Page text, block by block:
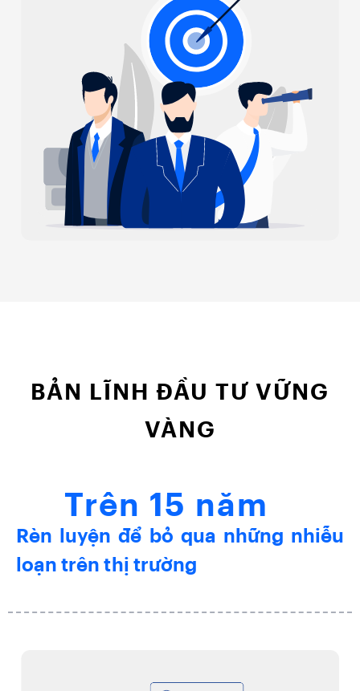
BẢN LĨNH ĐẦU TƯ VỮNG
VÀNG
Trên 15 năm
Rèn luyện để bỏ qua những nhiễu
loạn trên thị trường